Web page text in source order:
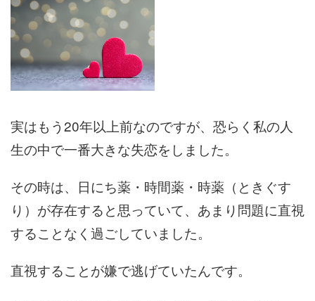
実はもう20年以上前なのですが、恐らく私の人
生の中で一番大きな失恋をしました。
その時は、日にち薬・時間薬・時薬（ときぐす
り）が存在すると思っていて、あまり問題に直視
することなく過ごしていました。
直視することが嫌で逃げていたんです。